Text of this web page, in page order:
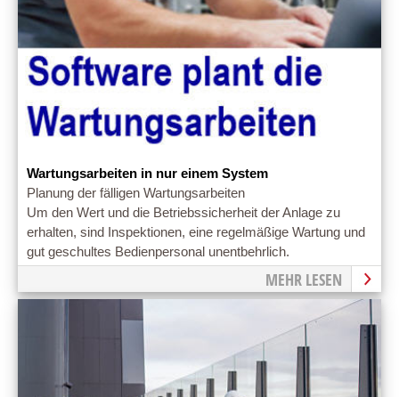
Wartungsarbeiten in nur einem System
Planung der fälligen Wartungsarbeiten
Um den Wert und die Betriebssicherheit der Anlage zu
erhalten, sind Inspektionen, eine regelmäßige Wartung und
gut geschultes Bedienpersonal unentbehrlich.
MEHR LESEN